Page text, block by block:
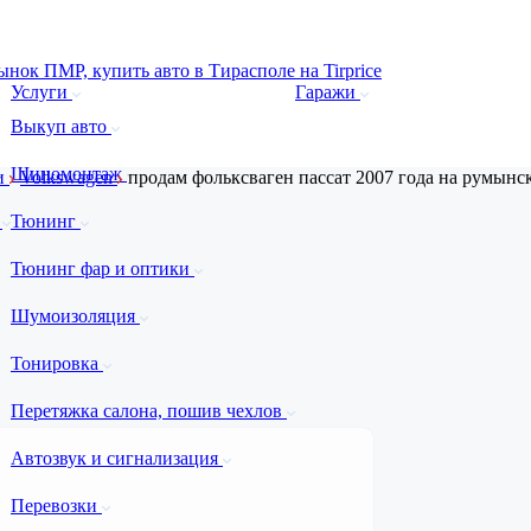
Услуги
Выкуп авто
Шиномонтаж
Тюнинг
Тюнинг фар и оптики
Шумоизоляция
Тонировка
Перетяжка салона, пошив чехлов
Автозвук и сигнализация
Перевозки
Гаражи
Volkswagen продам фольксваген пассат 2007 года на